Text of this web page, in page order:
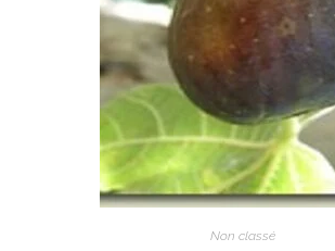
Non classé